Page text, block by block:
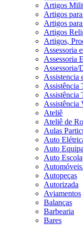
Artigos
Artigos
Artigos
Artigos
Artigos,
Assessoria
Assessoria
Assessoria/
Assistencia
Assistência
Assistência
Assistência
Ateliê
Ateliê de
Aulas
Auto
Auto
Auto Escola
Automóveis.
Autopeças
Autorizada
Aviamentos
Balanças
Barbearia
Bares